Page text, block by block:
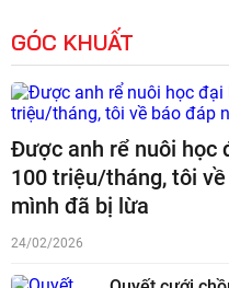
GÓC KHUẤT
Được anh rể nuôi học
100 triệu/tháng, tôi
mình đã bị lừa
24/02/2026